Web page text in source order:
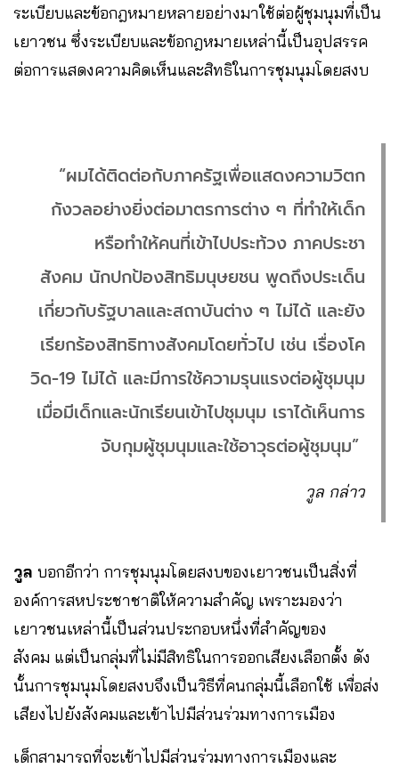
ระเบียบและข้อกฎหมายหลายอย่างมาใช้ต่อผู้ชุมนุมที่เป็น
เยาวชน ซึ่งระเบียบและข้อกฎหมายเหล่านี้เป็นอุปสรรค
ต่อการแสดงความคิดเห็นและสิทธิในการชุมนุมโดยสงบ
“ผมได้ติดต่อกับภาครัฐเพื่อแสดงความวิตก
กังวลอย่างยิ่งต่อมาตรการต่าง ๆ ที่ทำให้เด็ก
หรือทำให้คนที่เข้าไปประท้วง ภาคประชา
สังคม นักปกป้องสิทธิมนุษยชน พูดถึงประเด็น
เกี่ยวกับรัฐบาลและสถาบันต่าง ๆ ไม่ได้ และยัง
เรียกร้องสิทธิทางสังคมโดยทั่วไป เช่น เรื่องโค
วิด-19 ไม่ได้ และมีการใช้ความรุนแรงต่อผู้ชุมนุม
เมื่อมีเด็กและนักเรียนเข้าไปชุมนุม เราได้เห็นการ
จับกุมผู้ชุมนุมและใช้อาวุธต่อผู้ชุมนุม”
วูล กล่าว
วูล บอกอีกว่า การชุมนุมโดยสงบของเยาวชนเป็นสิ่งที่
องค์การสหประชาชาติให้ความสำคัญ เพราะมองว่า
เยาวชนเหล่านี้เป็นส่วนประกอบหนึ่งที่สำคัญของ
สังคม แต่เป็นกลุ่มที่ไม่มีสิทธิในการออกเสียงเลือกตั้ง ดัง
นั้นการชุมนุมโดยสงบจึงเป็นวิธีที่คนกลุ่มนี้เลือกใช้ เพื่อส่ง
เสียงไปยังสังคมและเข้าไปมีส่วนร่วมทางการเมือง
เด็กสามารถที่จะเข้าไปมีส่วนร่วมทางการเมืองและ